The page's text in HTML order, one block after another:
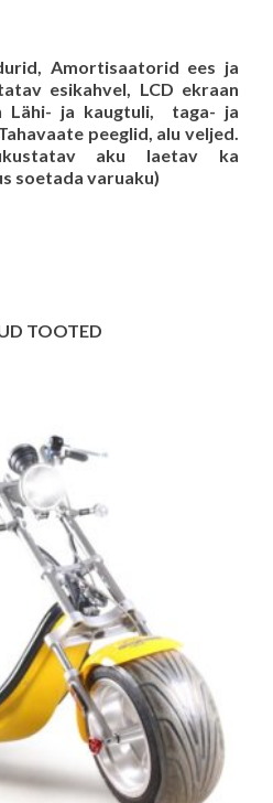
Amortisaatorid ees ja
esikahvel, LCD ekraan
Lähi- ja kaugtuli, taga- ja
peeglid, alu veljed.
aku laetav ka
soetada varuaku)
TOOTED